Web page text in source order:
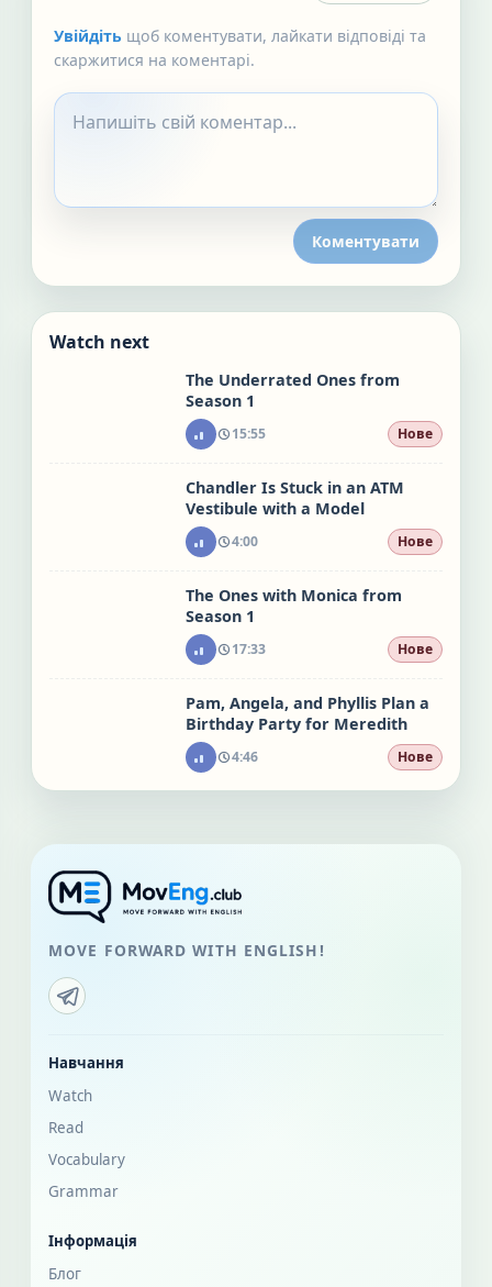
Увійдіть щоб коментувати, лайкати відповіді та
скаржитися на коментарі.
Коментувати
Watch next
The Underrated Ones from
Season 1
15:55 Нове
Chandler Is Stuck in an ATM
Vestibule with a Model
4:00 Нове
The Ones with Monica from
Season 1
17:33 Нове
Pam, Angela, and Phyllis Plan a
Birthday Party for Meredith
4:46 Нове
MOVE FORWARD WITH ENGLISH!
Навчання
Watch
Read
Vocabulary
Grammar
Інформація
Блог